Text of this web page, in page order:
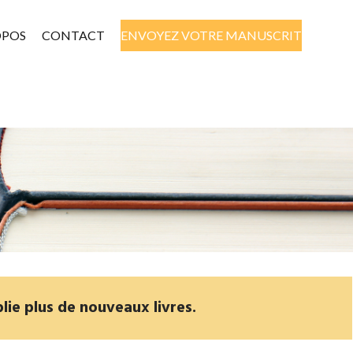
CONTACT ENVOYEZ VOTRE MANUSCRIT
plus de nouveaux livres.